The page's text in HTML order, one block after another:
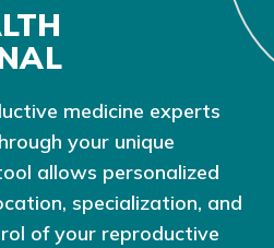
medicine experts
your unique
allows personalized
specialization, and
of your reproductive